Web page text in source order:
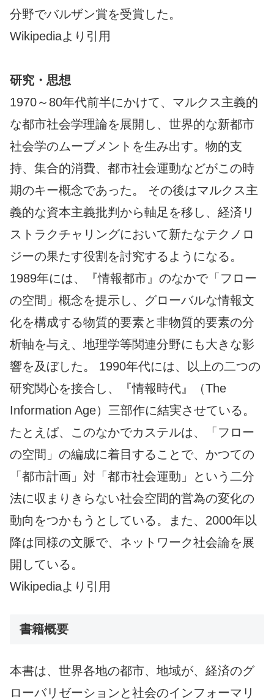
分野でバルザン賞を受賞した。
Wikipediaより引用
研究・思想
1970～80年代前半にかけて、マルクス主義的
な都市社会学理論を展開し、世界的な新都市
社会学のムーブメントを生み出す。物的支
持、集合的消費、都市社会運動などがこの時
期のキー概念であった。 その後はマルクス主
義的な資本主義批判から軸足を移し、経済リ
ストラクチャリングにおいて新たなテクノロ
ジーの果たす役割を討究するようになる。
1989年には、『情報都市』のなかで「フロー
の空間」概念を提示し、グローバルな情報文
化を構成する物質的要素と非物質的要素の分
析軸を与え、地理学等関連分野にも大きな影
響を及ぼした。 1990年代には、以上の二つの
研究関心を接合し、『情報時代』（The
Information Age）三部作に結実させている。
たとえば、このなかでカステルは、「フロー
の空間」の編成に着目することで、かつての
「都市計画」対「都市社会運動」という二分
法に収まりきらない社会空間的営為の変化の
動向をつかもうとしている。また、2000年以
降は同様の文脈で、ネットワーク社会論を展
開している。
Wikipediaより引用
書籍概要
本書は、世界各地の都市、地域が、経済のグ
ローバリゼーションと社会のインフォーマリ